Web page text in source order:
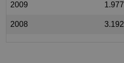
2009 1.977
2008 3.192